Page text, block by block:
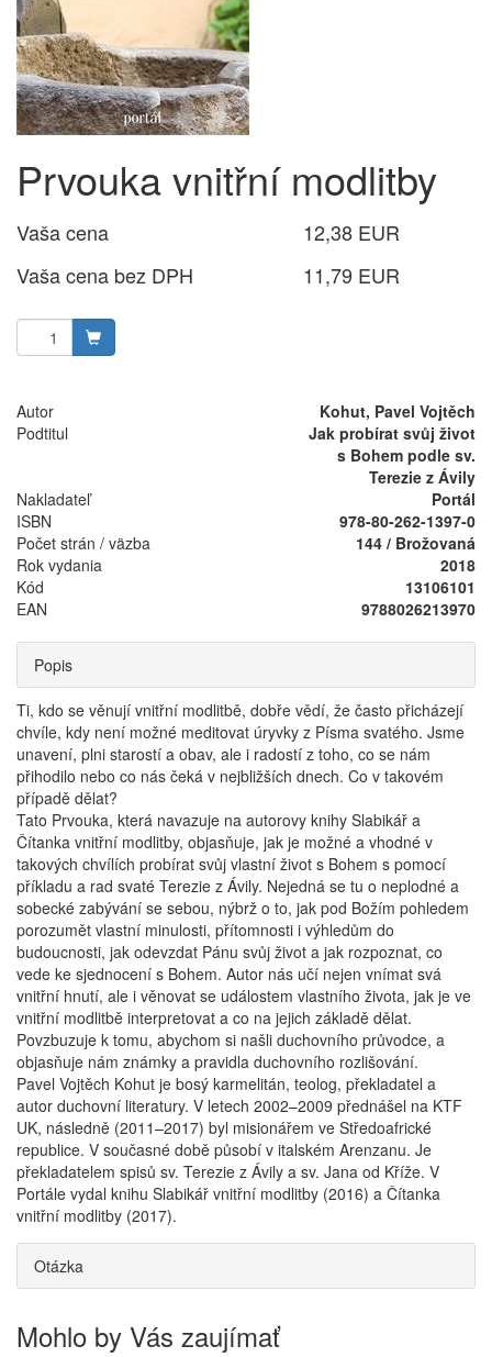
Prvouka vnitřní modlitby
Vaša cena
12,38 EUR
Vaša cena bez DPH
11,79 EUR
Autor
Kohut, Pavel Vojtěch
Podtitul
Jak probírat svůj život
s Bohem podle sv.
Terezie z Ávily
Nakladateľ
Portál
ISBN
978-80-262-1397-0
Počet strán / väzba
144 / Brožovaná
Rok vydania
2018
Kód
13106101
EAN
9788026213970
Popis
Ti, kdo se věnují vnitřní modlitbě, dobře vědí, že často přicházejí
chvíle, kdy není možné meditovat úryvky z Písma svatého. Jsme
unavení, plni starostí a obav, ale i radostí z toho, co se nám
přihodilo nebo co nás čeká v nejbližších dnech. Co v takovém
případě dělat?
Tato Prvouka, která navazuje na autorovy knihy Slabikář a
Čítanka vnitřní modlitby, objasňuje, jak je možné a vhodné v
takových chvílích probírat svůj vlastní život s Bohem s pomocí
příkladu a rad svaté Terezie z Ávily. Nejedná se tu o neplodné a
sobecké zabývání se sebou, nýbrž o to, jak pod Božím pohledem
porozumět vlastní minulosti, přítomnosti i výhledům do
budoucnosti, jak odevzdat Pánu svůj život a jak rozpoznat, co
vede ke sjednocení s Bohem. Autor nás učí nejen vnímat svá
vnitřní hnutí, ale i věnovat se událostem vlastního života, jak je ve
vnitřní modlitbě interpretovat a co na jejich základě dělat.
Povzbuzuje k tomu, abychom si našli duchovního průvodce, a
objasňuje nám známky a pravidla duchovního rozlišování.
Pavel Vojtěch Kohut je bosý karmelitán, teolog, překladatel a
autor duchovní literatury. V letech 2002–2009 přednášel na KTF
UK, následně (2011–2017) byl misionářem ve Středoafrické
republice. V současné době působí v italském Arenzanu. Je
překladatelem spisů sv. Terezie z Ávily a sv. Jana od Kříže. V
Portále vydal knihu Slabikář vnitřní modlitby (2016) a Čítanka
vnitřní modlitby (2017).
Otázka
Mohlo by Vás zaujímať